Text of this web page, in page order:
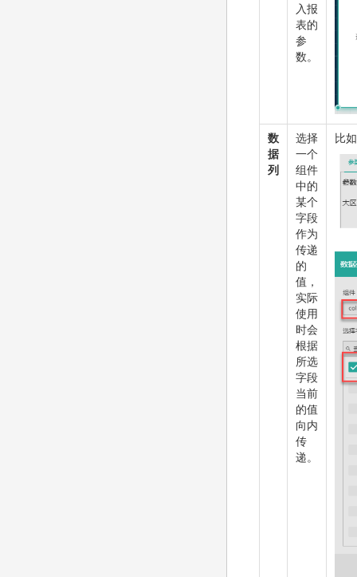
入报
表的
参
数。
数
据
列
选择
一个
组件
中的
某个
字段
作为
传递
的
值，
实际
使用
时会
根据
所选
字段
当前
的值
向内
传
递。
比